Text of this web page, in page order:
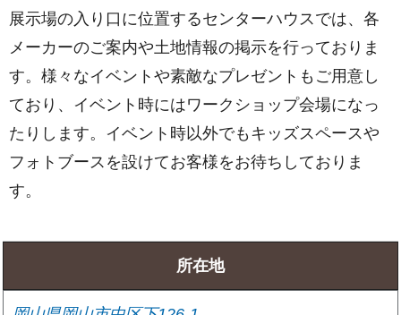
展示場の入り口に位置するセンターハウスでは、各
メーカーのご案内や土地情報の掲示を行っておりま
す。様々なイベントや素敵なプレゼントもご用意し
ており、イベント時にはワークショップ会場になっ
たりします。イベント時以外でもキッズスペースや
フォトブースを設けてお客様をお待ちしておりま
す。
所在地